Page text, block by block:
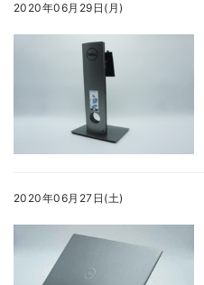
2020年06月29日(月)
2020年06月27日(土)